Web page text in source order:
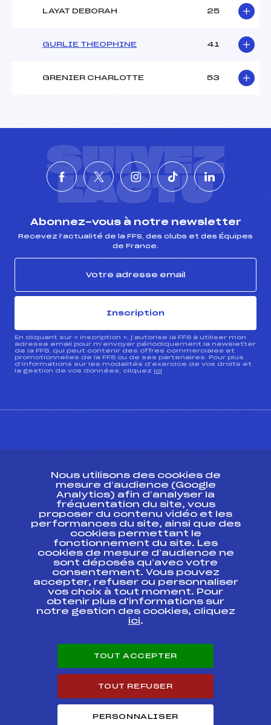
LAYAT DEBORAH 25
GURLIE THEOPHINE 41
GRENIER CHARLOTTE 53
SUIVEZ
L'ACTU
Abonnez-vous à notre newsletter
Recevez l’actualité de la FFS, des clubs et des Équipes
de France.
Inscription
En cliquant sur « inscription », j’autorise la FFS à utiliser mon
adresse email pour m’envoyer périodiquement la newsletter
de la FFS, qui peut contenir des offres commerciales et
promotionnelles de la FFS ou de ses partenaires. Pour plus
d’informations sur les modalités d’exercice de vos droits et
la gestion de vos données, cliquez ici
Ressources
Pass’Neige
Projet sportif fédéral
Projet de performance fédéral
Antidopage
Pôle Développement, Formation, Suivi
Scientifique
Listes ministérielles
Pôle vie de l’athlète
Enseignement professionnel
Carrières
Nous utilisons des cookies de
mesure d’audience (Google
Analytics) afin d’analyser la
fréquentation du site, vous
proposer du contenu vidéo et les
performances du site, ainsi que des
cookies permettant le
fonctionnement du site. Les
cookies de mesure d’audience ne
sont déposés qu’avec votre
consentement. Vous pouvez
accepter, refuser ou personnaliser
vos choix à tout moment. Pour
obtenir plus d'informations sur
notre gestion des cookies, cliquez
ici.
TOUT ACCEPTER
TOUT REFUSER
PERSONNALISER